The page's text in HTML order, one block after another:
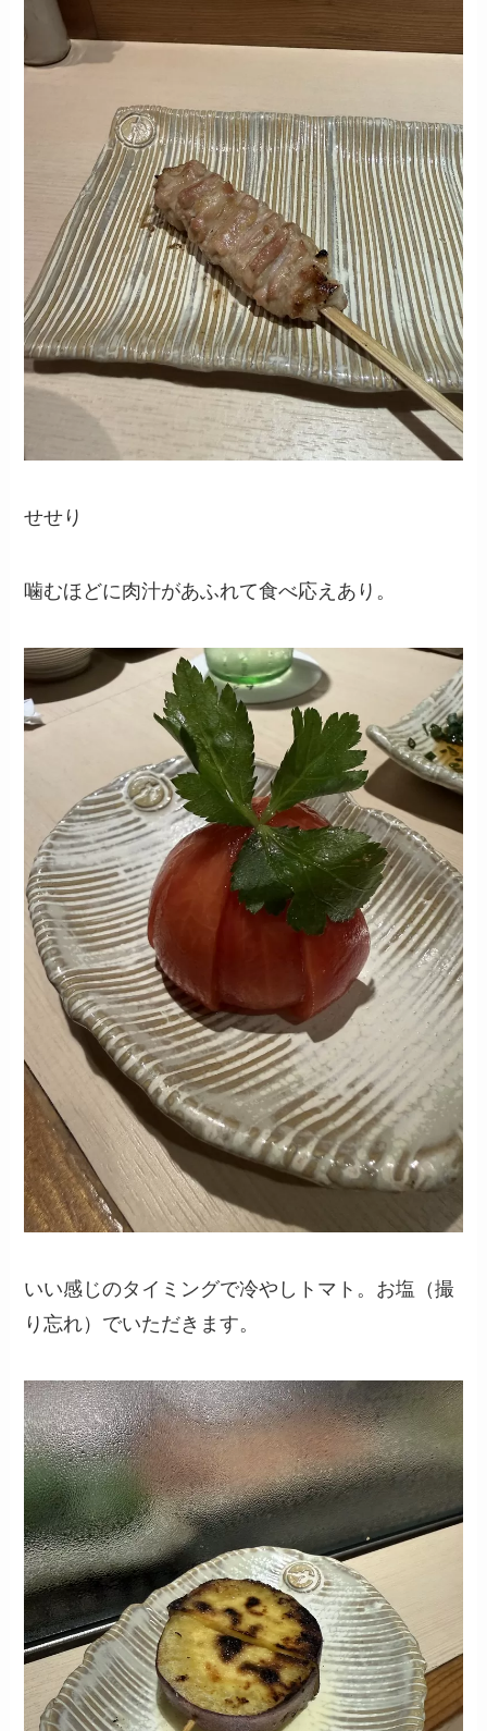
せせり
噛むほどに肉汁があふれて食べ応えあり。
いい感じのタイミングで冷やしトマト。お塩（撮
り忘れ）でいただきます。